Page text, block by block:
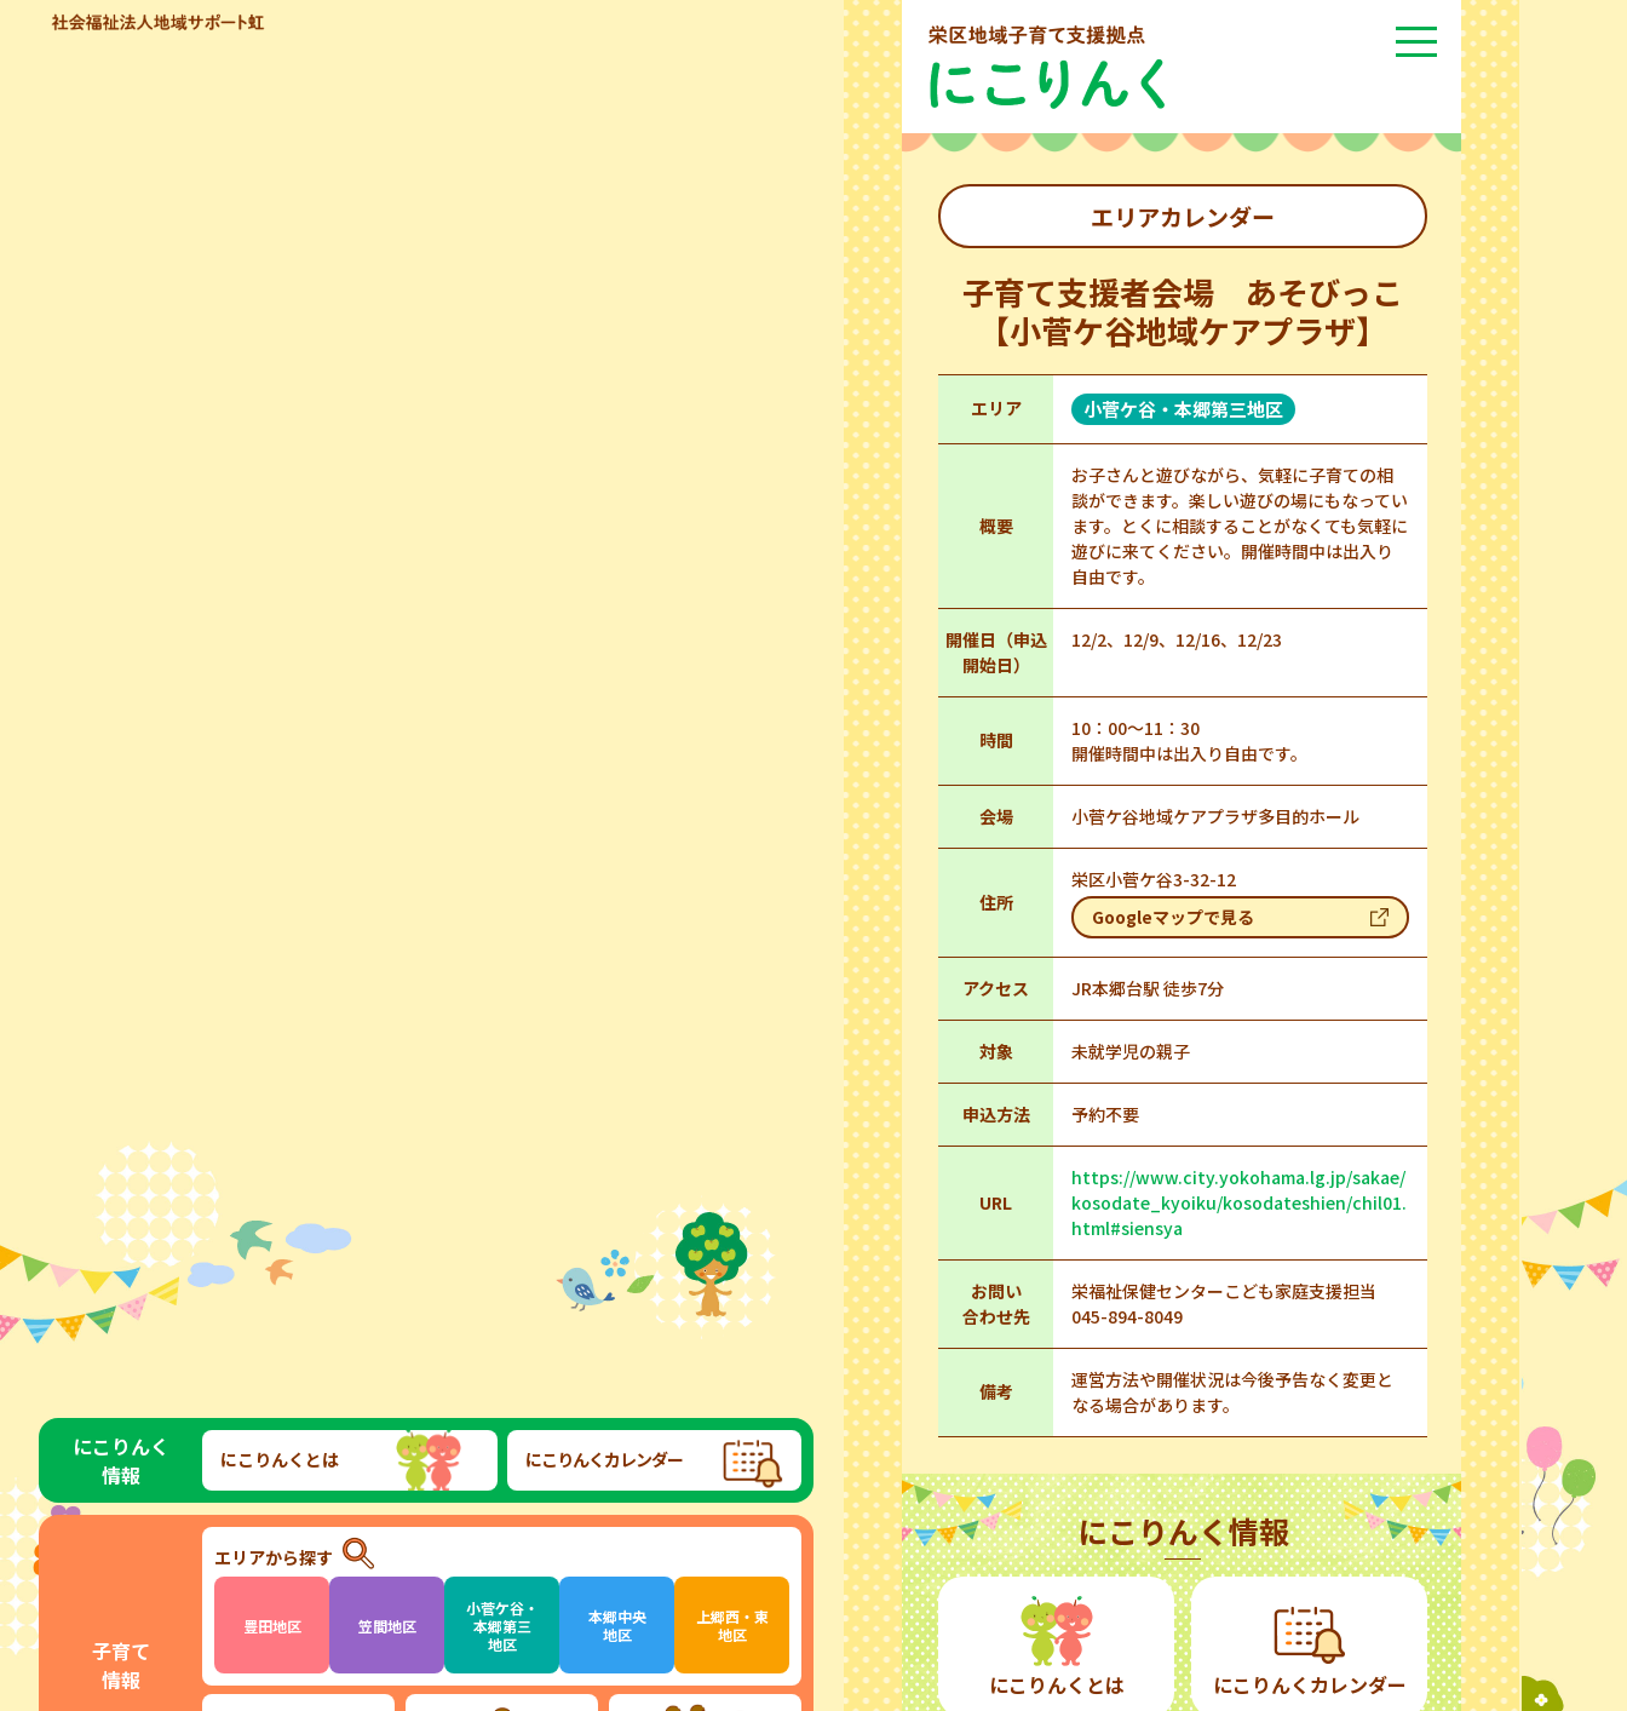
にこりんく
情報
にこりんくとは にこりんくカレンダー
子育て
情報
エリアから探す
豊田地区 笠間地区
小菅ケ谷・
本郷第三
地区
本郷中央
地区
上郷西・東
地区
エリアカレンダー
子育て支援者会場 あそびっこ
【小菅ケ谷地域ケアプラザ】
エリア 小菅ケ谷・本郷第三地区
概要
お子さんと遊びながら、気軽に子育ての相
談ができます。楽しい遊びの場にもなってい
ます。とくに相談することがなくても気軽に
遊びに来てください。開催時間中は出入り
自由です。
開催日（申込
開始日）
12/2、12/9、12/16、12/23
時間
10：00～11：30
開催時間中は出入り自由です。
会場 小菅ケ谷地域ケアプラザ多目的ホール
住所
栄区小菅ケ谷3-32-12
Googleマップで見る
アクセス JR本郷台駅 徒歩7分
対象 未就学児の親子
申込方法 予約不要
URL
https://www.city.yokohama.lg.jp/sakae/
kosodate_kyoiku/kosodateshien/chil01.
html#siensya
お問い
合わせ先
栄福祉保健センターこども家庭支援担当
045-894-8049
備考
運営方法や開催状況は今後予告なく変更と
なる場合があります。
にこりんく情報
にこりんくとは にこりんくカレンダー